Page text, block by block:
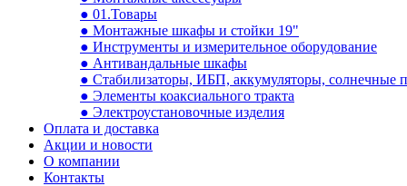
● 01.Товары
● Монтажные шкафы и стойки 19"
● Инструменты и измерительное оборудование
● Антивандальные шкафы
● Стабилизаторы, ИБП, аккумуляторы, солнечные
● Элементы коаксиального тракта
● Электроустановочные изделия
Оплата и доставка
Акции и новости
О компании
Контакты